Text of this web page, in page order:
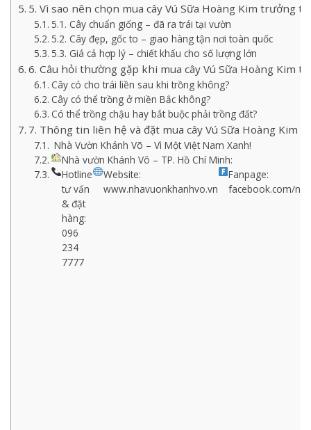
5. Vì sao nên chọn mua cây Vú Sữa Hoàng Kim trưởng
5.1. Cây chuẩn giống – đã ra trái tại vườn
5.2. Cây đẹp, gốc to – giao hàng tận nơi toàn quốc
5.3. Giá cả hợp lý – chiết khấu cho số lượng lớn
6. Câu hỏi thường gặp khi mua cây Vú Sữa Hoàng Kim
Cây có cho trái liền sau khi trồng không?
Cây có thể trồng ở miền Bắc không?
Có thể trồng chậu hay bắt buộc phải trồng đất?
7. Thông tin liên hệ và đặt mua cây Vú Sữa Hoàng Kim
Nhà Vườn Khánh Võ – Vì Một Việt Nam Xanh!
Nhà vườn Khánh Võ – TP. Hồ Chí Minh:
Hotline
tư vấn
& đặt
hàng:
096
234
7777
Website:
www.nhavuonkhanhvo.vn
Fanpage:
facebook.com/